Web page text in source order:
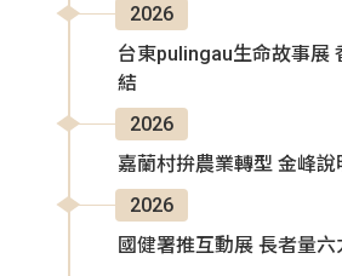
2026
台東pulingau生命故事展
結
2026
嘉蘭村拚農業轉型 金峰
2026
國健署推互動展 長者量